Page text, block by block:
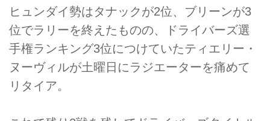
ヒュンダイ勢はタナックが2位、ブリーンが3
位でラリーを終えたものの、ドライバーズ選
手権ランキング3位につけていたティエリー・
ヌーヴィルが土曜日にラジエーターを痛めて
リタイア。